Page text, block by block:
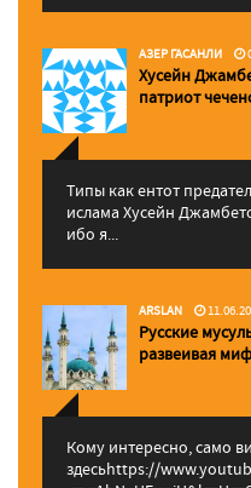
АЗЕР ГАСАНЛИ
Хусейн
патриот
Типы как ентот
ислама Хусейн
ибо я...
ARSLAN
Русские
pазвеивая
Кому интересно, само
здесьhttps://